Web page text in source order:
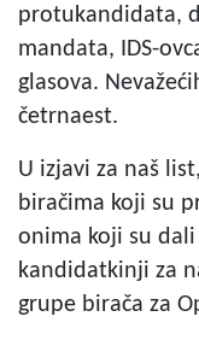
protukandidata,
mandata, IDS-
glasova.
četrnaest.
U izjavi za naš
biračima koji su
onima koji su
kandidatkinji za
grupe birača za